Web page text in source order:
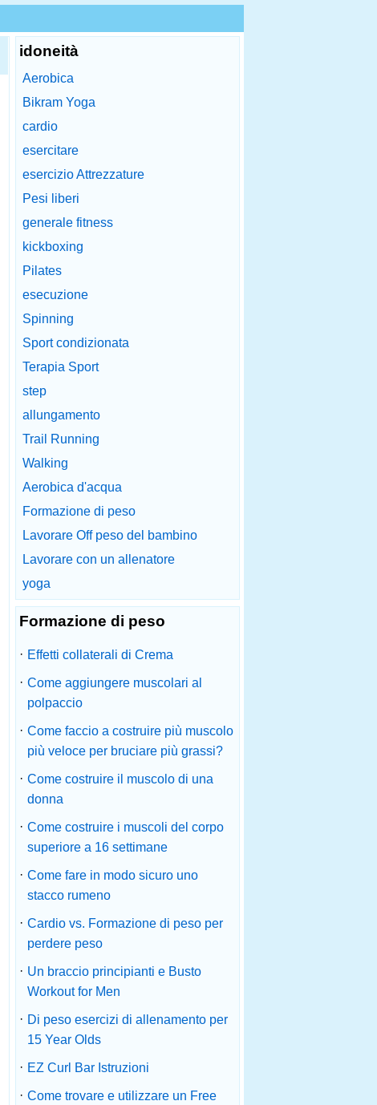
idoneità
Aerobica
Bikram Yoga
cardio
esercitare
esercizio Attrezzature
Pesi liberi
generale fitness
kickboxing
Pilates
esecuzione
Spinning
Sport condizionata
Terapia Sport
step
allungamento
Trail Running
Walking
Aerobica d'acqua
Formazione di peso
Lavorare Off peso del bambino
Lavorare con un allenatore
yoga
Formazione di peso
· Effetti collaterali di Crema
· Come aggiungere muscolari al
polpaccio
· Come faccio a costruire più muscolo
più veloce per bruciare più grassi?
· Come costruire il muscolo di una
donna
· Come costruire i muscoli del corpo
superiore a 16 settimane
· Come fare in modo sicuro uno
stacco rumeno
· Cardio vs. Formazione di peso per
perdere peso
· Un braccio principianti e Busto
Workout for Men
· Di peso esercizi di allenamento per
15 Year Olds
· EZ Curl Bar Istruzioni
· Come trovare e utilizzare un Free